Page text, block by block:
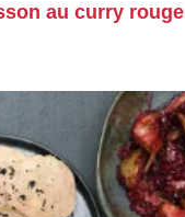
au curry rouge